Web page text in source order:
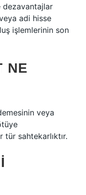
dezavantajlar
adi hisse
işlemlerinin son
NE
veya
tür sahtekarlıktır.